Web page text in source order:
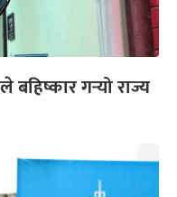
बहिष्कार गर्‍यो राज्य